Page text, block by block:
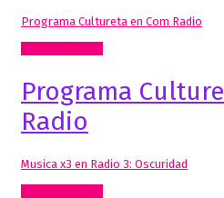
Programa Cultureta en Com Radio
Programa
Radio
Musica x3 en Radio 3: Oscuridad